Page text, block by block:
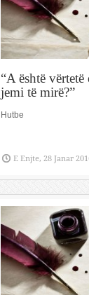
“A është
jemi të mirë?”
Hutbe
E Enjte, 28 Janar